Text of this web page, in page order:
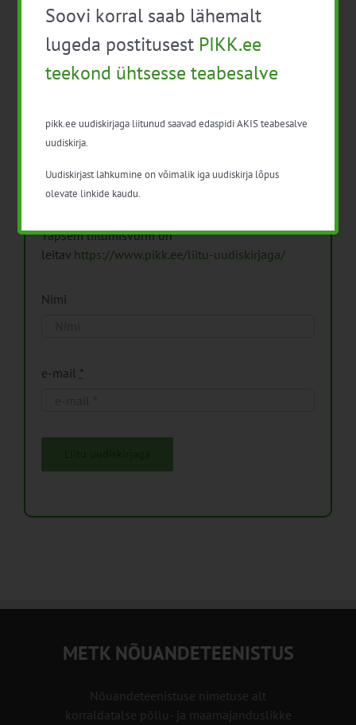
Pikk.ee uudiskirjaga liitumine.
Isikuandmeid töötleme vastavalt
Isikuandmete
Täpsem liitumisvorm on
leitav https://www.pikk.ee/liitu-uudiskirjaga/
Nimi
e-mail *
METK NÕUANDETEENISTUS
Nõuandeteenistuse nimetuse alt
korraldatalse põllu- ja maamajanduslikke
Soovi korral saab lähemalt
lugeda postitusest PIKK.ee
teekond ühtsesse teabesalve
pikk.ee uudiskirjaga liitunud saavad edaspidi AKIS teabesalve
uudiskirja.
Uudiskirjast lahkumine on võimalik iga uudiskirja lõpus
olevate linkide kaudu.